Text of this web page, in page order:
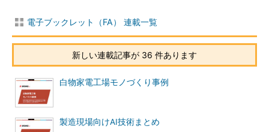
電子ブックレット（FA） 連載一覧
新しい連載記事が 36 件あります
白物家電工場モノづくり事例
製造現場向けAI技術まとめ